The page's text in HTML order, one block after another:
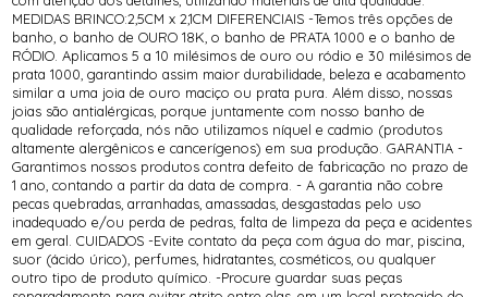
MEDIDAS BRINCO:2,5CM x 2,1CM DIFERENCIAIS -Temos três opções de
banho, o banho de OURO 18K, o banho de PRATA 1000 e o banho de
RÓDIO. Aplicamos 5 a 10 milésimos de ouro ou ródio e 30 milésimos de
prata 1000, garantindo assim maior durabilidade, beleza e acabamento
similar a uma joia de ouro maciço ou prata pura. Além disso, nossas
joias são antialérgicas, porque juntamente com nosso banho de
qualidade reforçada, nós não utilizamos níquel e cadmio (produtos
altamente alergênicos e cancerígenos) em sua produção. GARANTIA -
Garantimos nossos produtos contra defeito de fabricação no prazo de
1 ano, contando a partir da data de compra. - A garantia não cobre
pecas quebradas, arranhadas, amassadas, desgastadas pelo uso
inadequado e/ou perda de pedras, falta de limpeza da peça e acidentes
em geral. CUIDADOS -Evite contato da peça com água do mar, piscina,
suor (ácido úrico), perfumes, hidratantes, cosméticos, ou qualquer
outro tipo de produto químico. -Procure guardar suas peças